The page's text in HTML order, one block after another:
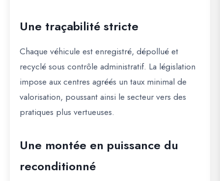
Une traçabilité stricte
Chaque véhicule est enregistré, dépollué et
recyclé sous contrôle administratif. La législation
impose aux centres agréés un taux minimal de
valorisation, poussant ainsi le secteur vers des
pratiques plus vertueuses.
Une montée en puissance du
reconditionné